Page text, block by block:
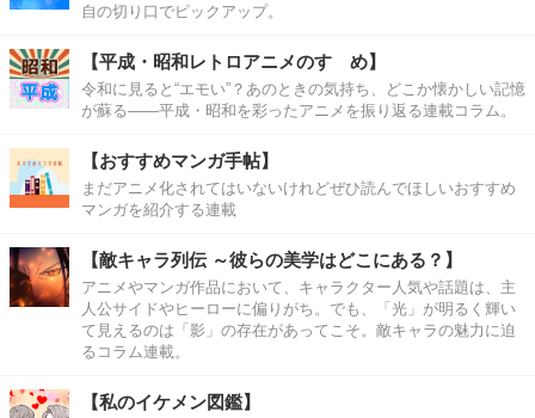
自の切り口でピックアップ。
【平成・昭和レトロアニメのすゝめ】
令和に見ると“エモい”？あのときの気持ち、どこか懐かしい記憶
が蘇る――平成・昭和を彩ったアニメを振り返る連載コラム。
【おすすめマンガ手帖】
まだアニメ化されてはいないけれどぜひ読んでほしいおすすめ
マンガを紹介する連載
【敵キャラ列伝 ～彼らの美学はどこにある？】
アニメやマンガ作品において、キャラクター人気や話題は、主
人公サイドやヒーローに偏りがち。でも、「光」が明るく輝い
て見えるのは「影」の存在があってこそ。敵キャラの魅力に迫
るコラム連載。
【私のイケメン図鑑】